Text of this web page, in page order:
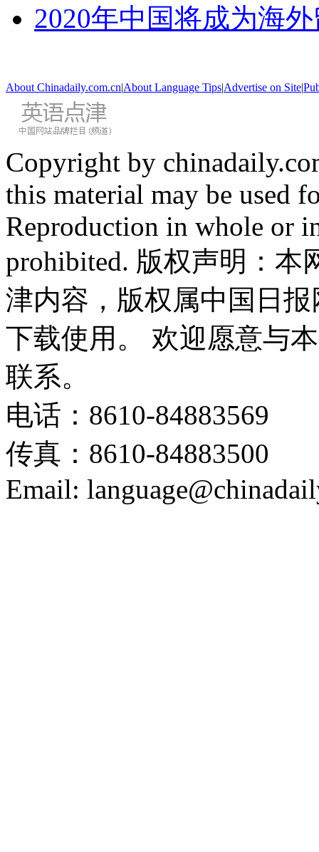
2020年中国将成为海
About Chinadaily.com.cn|About Language Tips|Advertise on Site|
Copyright by
this material may be used
Reproduction in whole or
prohibited. 版权声明：
津内容，版权属中国日
下载使用。 欢迎愿意与
联系。
电话：8610-84883569
传真：8610-84883500
Email: